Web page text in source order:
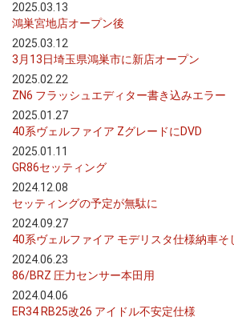
2025.03.13
鴻巣宮地店オープン後
2025.03.12
3月13日埼玉県鴻巣市に新店オープン
2025.02.22
ZN6 フラッシュエディター書き込みエラー
2025.01.27
40系ヴェルファイア ZグレードにDVD
2025.01.11
GR86セッティング
2024.12.08
セッティングの予定が無駄に
2024.09.27
40系ヴェルファイア モデリスタ仕様納車そ
2024.06.23
86/BRZ 圧力センサー本田用
2024.04.06
ER34 RB25改26 アイドル不安定仕様